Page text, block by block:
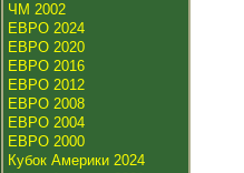
ЧМ 2002
ЕВРО 2024
ЕВРО 2020
ЕВРО 2016
ЕВРО 2012
ЕВРО 2008
ЕВРО 2004
ЕВРО 2000
Кубок Америки 2024